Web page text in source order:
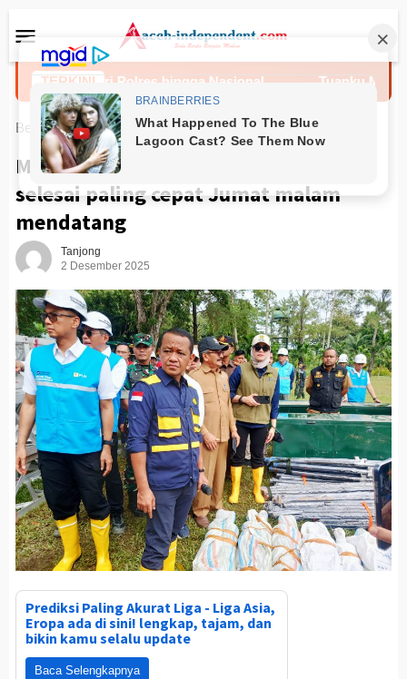
ke
kontenMobile
TERKINI
Polres hingga Nasional Tuanku Muhammad Desak
Beranda PEMERINTAHAN
Menteri Bahlil, Pemulihan listrik
selesai paling cepat Jumat malam
mendatang
Tanjong
2 Desember 2025
Prediksi Paling Akurat Liga - Liga Asia,
Eropa ada di sini! lengkap, tajam, dan
bikin kamu selalu update
Baca Selengkapnya